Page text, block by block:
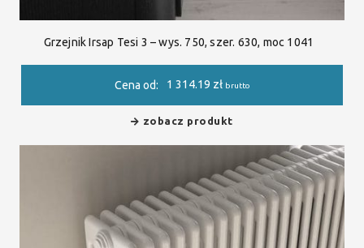
Grzejnik Irsap Tesi 3 – wys. 750, szer. 630, moc 1041
Cena od: 1 314.19 zł brutto
zobacz produkt